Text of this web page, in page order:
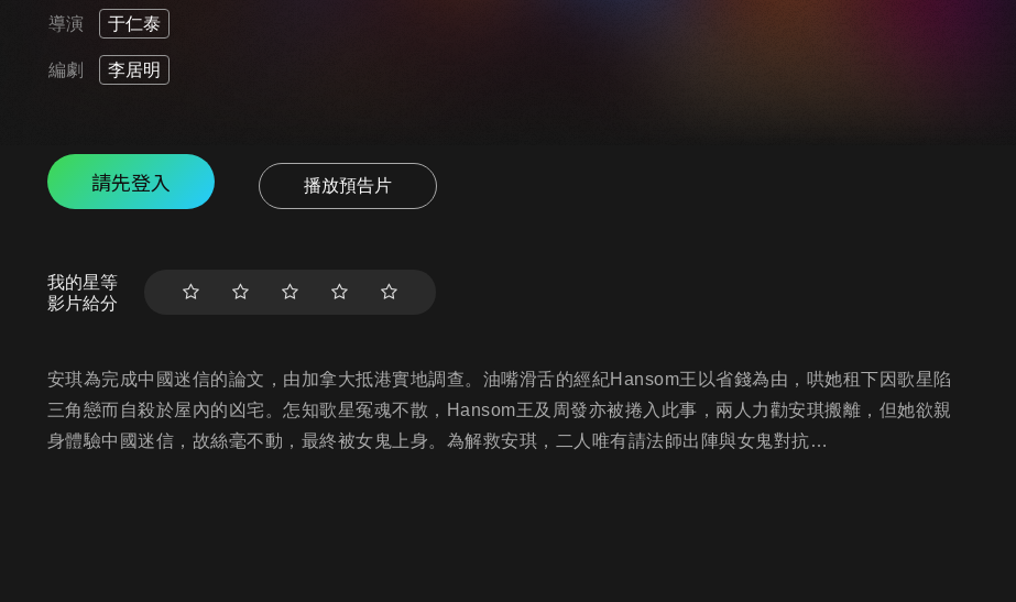
導演 于仁泰
編劇 李居明
請先登入 播放預告片
我的星等
影片給分
安琪為完成中國迷信的論文，由加拿大抵港實地調查。油嘴滑舌的經紀Hansom王以省錢為由，哄她租下因歌星陷
三角戀而自殺於屋內的凶宅。怎知歌星冤魂不散，Hansom王及周發亦被捲入此事，兩人力勸安琪搬離，但她欲親
身體驗中國迷信，故絲毫不動，最終被女鬼上身。為解救安琪，二人唯有請法師出陣與女鬼對抗…